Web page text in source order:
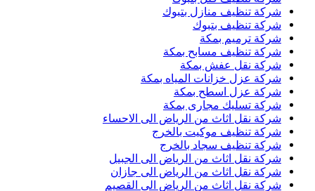
شركة تنظيف منازل بتبوك
شركة تنظيف بتبوك
شركة ترميم بمكة
شركة تنظيف مسابح بمكة
شركة نقل عفش بمكة
شركة عزل خزانات المياه بمكة
شركة عزل اسطح بمكة
شركة تسليك مجارى بمكة
شركة نقل اثاث من الرياض الى الاحساء
شركة تنظيف موكيت بالخرج
شركة تنظيف سجاد بالخرج
شركة نقل اثاث من الرياض الى الجبيل
شركة نقل اثاث من الرياض الى جازان
شركة نقل اثاث من الرياض الى القصيم